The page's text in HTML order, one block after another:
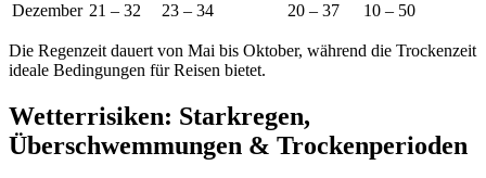
Dezember 21 – 32 23 – 34 20 – 37 10 – 50
Die Regenzeit dauert von Mai bis Oktober, während die Trockenzeit
ideale Bedingungen für Reisen bietet.
Wetterrisiken: Starkregen,
Überschwemmungen & Trockenperioden